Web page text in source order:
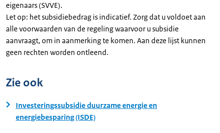
eigenaars (SVVE).
Let op: het subsidiebedrag is indicatief. Zorg dat u voldoet aan
alle voorwaarden van de regeling waarvoor u subsidie
aanvraagt, om in aanmerking te komen. Aan deze lijst kunnen
geen rechten worden ontleend.
Zie ook
Investeringssubsidie duurzame energie en
energiebesparing (ISDE)